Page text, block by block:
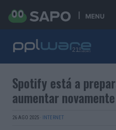
MENU
Spotify está a
aumentar
26 AGO 2025 · INTERNET